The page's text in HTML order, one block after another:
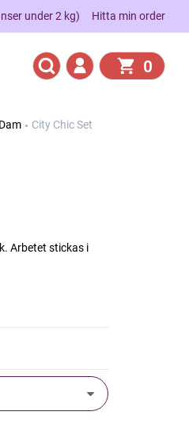
under 2 kg) Hitta min order
0
Dam City Chic Set
Arbetet stickas i